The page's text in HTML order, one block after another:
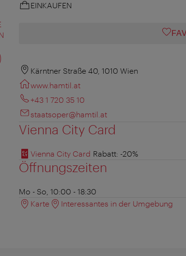
EINKAUFEN
Kärntner Straße 40, 1010 Wien
www.hamtil.at
+43 1 720 35 10
staatsoper@hamtil.at
Vienna City Card
Vienna City Card Rabatt: -20%
Öffnungszeiten
Mo - So, 10:00 - 18:30
Karte
Interessantes in der Umgebung